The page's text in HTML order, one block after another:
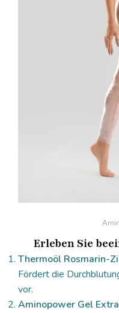
Erleben Sie
Thermoöl Rosmarin-
Fördert die
vor.
Aminopower Gel